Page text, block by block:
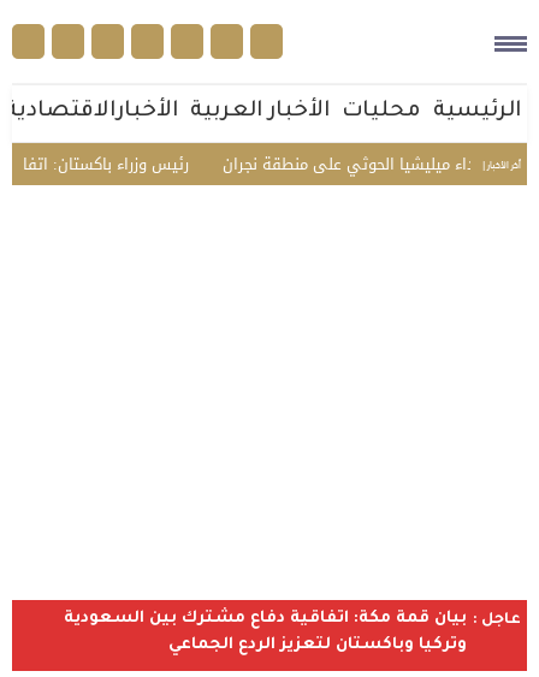
الرئيسية محليات الأخبار العربية الأخبارالاقتصادية
أخر الأخبار | رئيس وزراء باكستان: اتفاقية اعتداء ميليشيا الحوثي على منطقة نجران
عاجل : بيان قمة مكة: اتفاقية دفاع مشترك بين السعودية
وتركيا وباكستان لتعزيز الردع الجماعي